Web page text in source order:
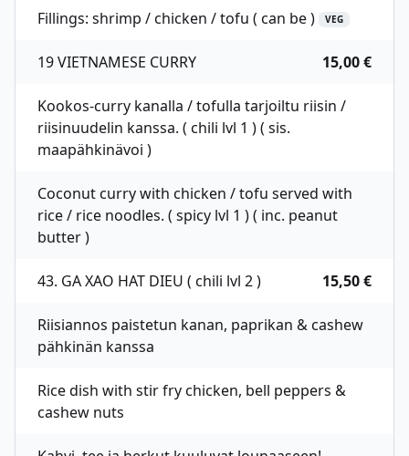
Fillings: shrimp / chicken / tofu ( can be ) VEG
19 VIETNAMESE CURRY 15,00 €
Kookos-curry kanalla / tofulla tarjoiltu riisin /
riisinuudelin kanssa. ( chili lvl 1 ) ( sis.
maapähkinävoi )
Coconut curry with chicken / tofu served with
rice / rice noodles. ( spicy lvl 1 ) ( inc. peanut
butter )
43. GA XAO HAT DIEU ( chili lvl 2 ) 15,50 €
Riisiannos paistetun kanan, paprikan & cashew
pähkinän kanssa
Rice dish with stir fry chicken, bell peppers &
cashew nuts